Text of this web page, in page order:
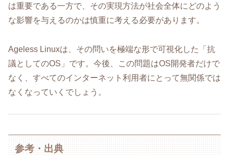
は重要である一方で、その実現方法が社会全体にどのよう
な影響を与えるのかは慎重に考える必要があります。
Ageless Linuxは、その問いを極端な形で可視化した「抗
議としてのOS」です。今後、この問題はOS開発者だけで
なく、すべてのインターネット利用者にとって無関係では
なくなっていくでしょう。
参考・出典